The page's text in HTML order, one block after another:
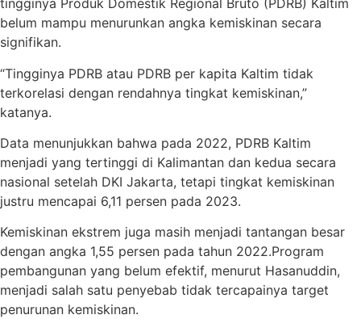
tingginya Produk Domestik Regional Bruto (PDRB) Kaltim
belum mampu menurunkan angka kemiskinan secara
signifikan.
“Tingginya PDRB atau PDRB per kapita Kaltim tidak
terkorelasi dengan rendahnya tingkat kemiskinan,”
katanya.
Data menunjukkan bahwa pada 2022, PDRB Kaltim
menjadi yang tertinggi di Kalimantan dan kedua secara
nasional setelah DKI Jakarta, tetapi tingkat kemiskinan
justru mencapai 6,11 persen pada 2023.
Kemiskinan ekstrem juga masih menjadi tantangan besar
dengan angka 1,55 persen pada tahun 2022.Program
pembangunan yang belum efektif, menurut Hasanuddin,
menjadi salah satu penyebab tidak tercapainya target
penurunan kemiskinan.